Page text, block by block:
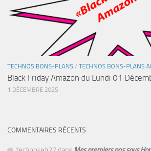
TECHNOS BONS-PLANS / TECHNOS BONS-PLANS
Black Friday Amazon du Lundi 01
1 DÉCEMBRE 2025
COMMENTAIRES RÉCENTS